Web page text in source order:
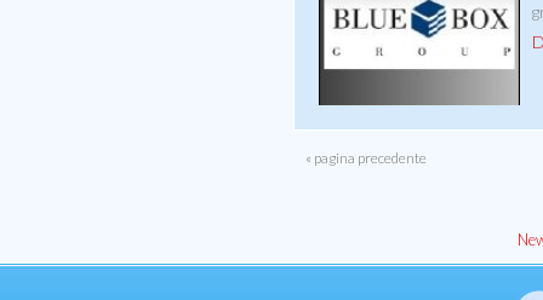
« pagina precedente